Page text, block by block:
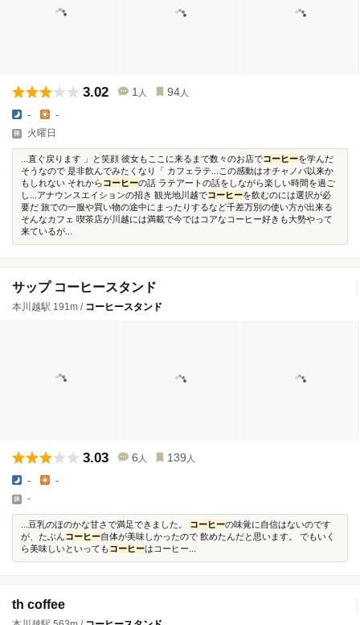
3.02 1 人 94 人
- -
火曜日
...直ぐ戻ります 」と笑顔 彼女もここに来るまで数々のお店でコーヒーを学んだ
そうなので 是非飲んでみたくなり「 カフェラテ...この感動はオチャノバ以来か
もしれない それからコーヒーの話 ラテアートの話をしながら楽しい時間を過ご
し...アナウンスエイションの招き 観光地川越でコーヒーを飲むのには選択が必
要だ 旅での一服や買い物の途中にまったりするなど千差万別の使い方が出来る
そんなカフェ 喫茶店が川越には満載で今ではコアなコーヒー好きも大勢やって
来ているが...
サップ コーヒースタンド
本川越駅 191m / コーヒースタンド
3.03 6 人 139 人
- -
-
...豆乳のほのかな甘さで満足できました。 コーヒーの味覚に自信はないのです
が、たぶんコーヒー自体が美味しかったので 飲めたんだと思います。 でもいく
ら美味しいといってもコーヒーはコーヒー...
th coffee